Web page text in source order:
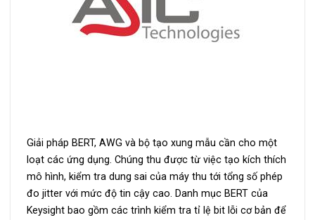
Giải pháp BERT, AWG và bộ tạo xung mẫu cần cho một
loạt các ứng dụng. Chúng thu được từ việc tạo kích thích
mô hình, kiểm tra dung sai của máy thu tới tổng số phép
đo jitter với mức độ tin cậy cao. Danh mục BERT của
Keysight bao gồm các trình kiểm tra tỉ lệ bit lỗi cơ bản để